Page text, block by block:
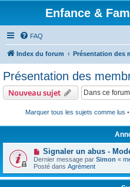
Enfance &
FAQ
Index du forum Présentation des
Présentation des
Nouveau sujet
Marquer tous les sujets comme lus
Signaler un abus -
Dernier message par Simon «
Posté dans Agrément